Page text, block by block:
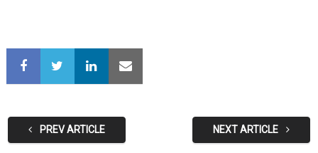
PREV ARTICLE NEXT ARTICLE